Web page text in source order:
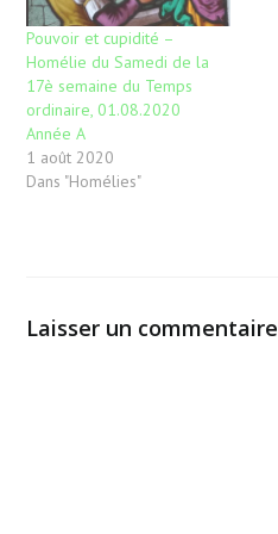
Pouvoir et cupidité –
Homélie du Samedi de la
17è semaine du Temps
ordinaire, 01.08.2020
Année A
1 août 2020
Dans "Homélies"
Laisser un commentaire